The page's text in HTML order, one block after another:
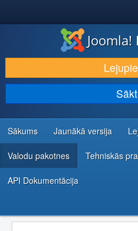
LEJUPIELĀDĒT UN PAPLAŠINĀT
ATKLĀJ UN IEMĀCIES
KOPIENA UN ATBALSTS
IZSTRĀDĀTĀJU RESURSI
Sākt
Sākums Jaunākā versija
Valodu pakotnes Tehniskās
API Dokumentācija